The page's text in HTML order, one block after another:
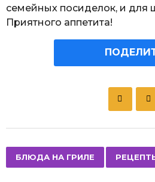
семейных посиделок, и для
Приятного аппетита!
a
БЛЮДА НА ГРИЛЕ